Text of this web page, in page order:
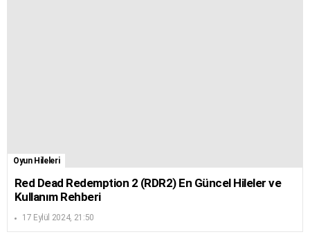
Oyun Hileleri
Red Dead Redemption 2 (RDR2) En Güncel Hileler ve
Kullanım Rehberi
17 Eylül 2024, 21:50